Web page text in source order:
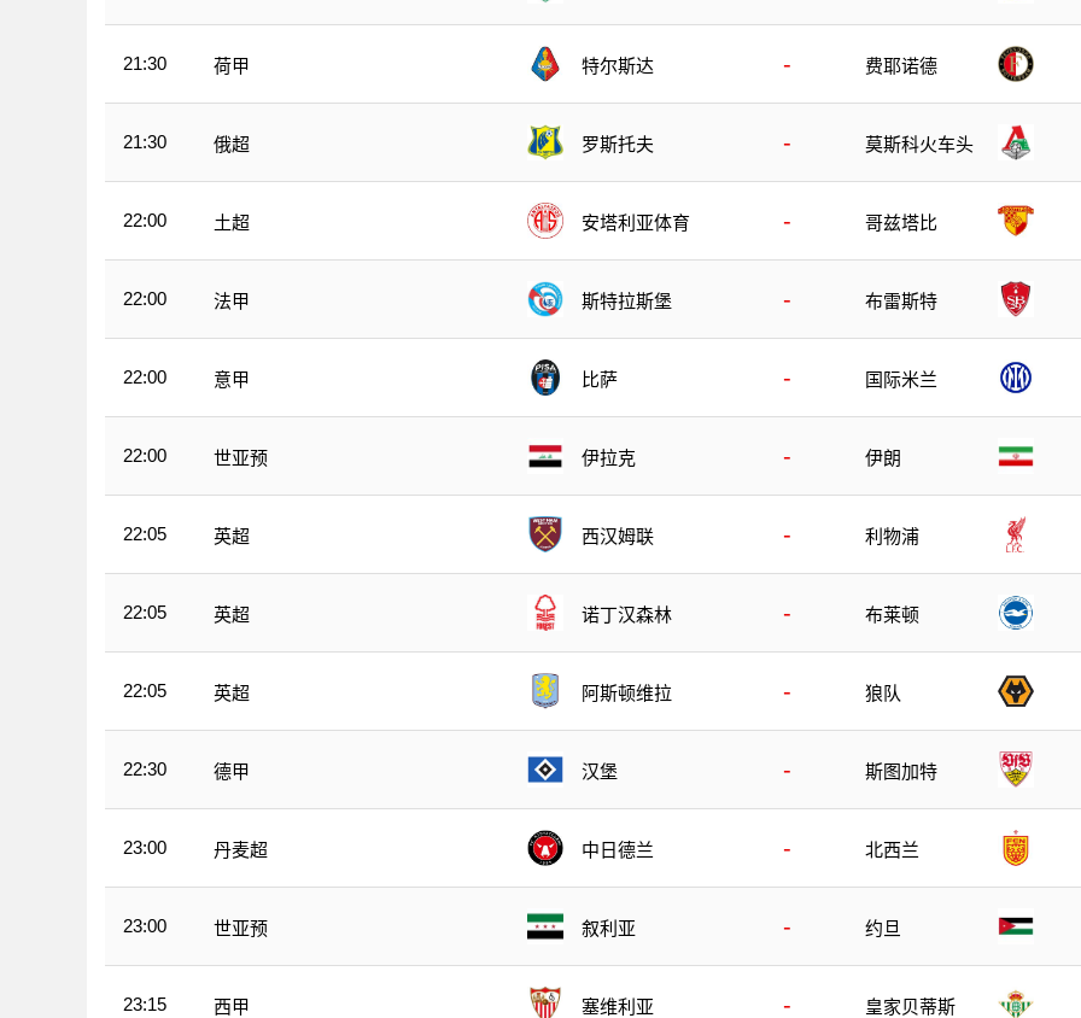
21:30 荷甲 特尔斯达 - 费耶诺德
21:30 俄超 罗斯托夫 - 莫斯科火车头
22:00 土超 安塔利亚体育 - 哥兹塔比
22:00 法甲 斯特拉斯堡 - 布雷斯特
22:00 意甲 比萨 - 国际米兰
22:00 世亚预 伊拉克 - 伊朗
22:05 英超 西汉姆联 - 利物浦
22:05 英超 诺丁汉森林 - 布莱顿
22:05 英超 阿斯顿维拉 - 狼队
22:30 德甲 汉堡 - 斯图加特
23:00 丹麦超 中日德兰 - 北西兰
23:00 世亚预 叙利亚 - 约旦
23:15 西甲 塞维利亚 - 皇家贝蒂斯